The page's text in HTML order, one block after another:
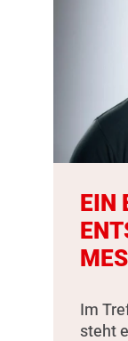
EIN
Im
steht